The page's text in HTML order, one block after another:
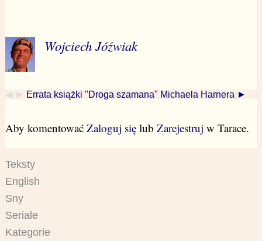
Wojciech Jóźwiak
◀ ► Errata książki "Droga szamana" Michaela Harnera ►
Aby komentować Zaloguj sięlub Zarejestruj w Tarace.
Teksty
English
Sny
Seriale
Kategorie